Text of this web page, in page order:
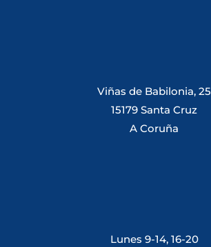
Viñas de Babilonia, 25
15179 Santa Cruz
A Coruña
Lunes 9-14, 16-20